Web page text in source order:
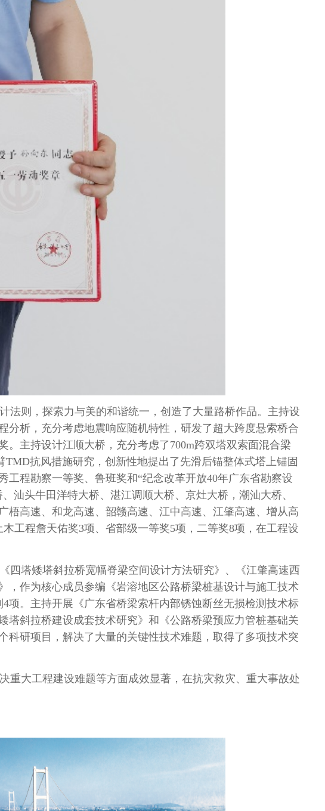
法则，探索力与美的和谐统一，创造了大量路桥作品。主持设
析，充分考虑地震响应随机特性，研发了超大跨度悬索桥合
。主持设计江顺大桥，充分考虑了700m跨双塔双索面混合梁
TMD抗风措施研究，创新性地提出了先滑后锚整体式塔上锚固
工程勘察一等奖、鲁班奖和“纪念改革开放40年广东省勘察设
汕头牛田洋特大桥、湛江调顺大桥、京灶大桥，潮汕大桥、
高速、和龙高速、韶赣高速、江中高速、江肇高速、增从高
木工程詹天佑奖3项、省部级一等奖5项，二等奖8项，在工程设
四塔矮塔斜拉桥宽幅脊梁空间设计方法研究》、《江肇高速西
，作为核心成员参编《岩溶地区公路桥梁桩基设计与施工技术
4项。主持开展《广东省桥梁索杆内部锈蚀断丝无损检测技术标
斜拉桥建设成套技术研究》和《公路桥梁预应力管桩基础关
研项目，解决了大量的关键性技术难题，取得了多项技术突
重大工程建设难题等方面成效显著，在抗灾救灾、重大事故处